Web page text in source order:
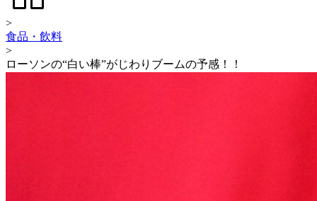
>
食品・飲料
>
ローソンの“白い棒”がじわりブームの予感！！